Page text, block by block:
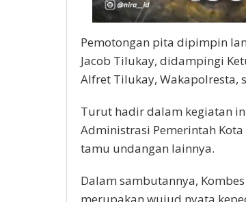
Pemotongan pita dipimpin
Jacob Tilukay, didampingi
Alfret Tilukay, Wakapolresta,
Turut hadir dalam kegiatan
Administrasi Pemerintah
tamu undangan lainnya.
Dalam sambutannya,